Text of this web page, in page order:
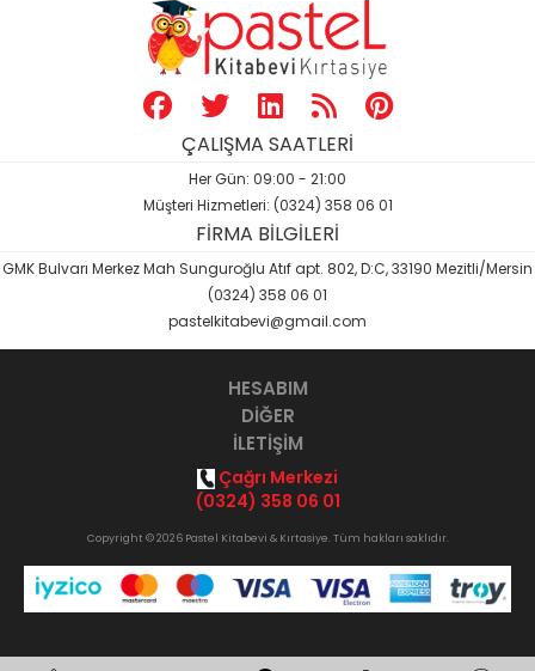
ÇALIŞMA SAATLERİ
Her Gün: 09:00 - 21:00
Müşteri Hizmetleri: (0324) 358 06 01
FİRMA BİLGİLERİ
GMK Bulvarı Merkez Mah Sunguroğlu Atıf apt. 802, D:C, 33190 Mezitli/Mersin
(0324) 358 06 01
pastelkitabevi@gmail.com
HESABIM
DİĞER
İLETİŞİM
Çağrı Merkezi
(0324) 358 06 01
Copyright © 2026 Pastel Kitabevi & Kırtasiye. Tüm hakları saklıdır.
B2B Yazılımı ile hazırlanmıştır.